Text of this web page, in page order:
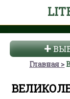
Главная